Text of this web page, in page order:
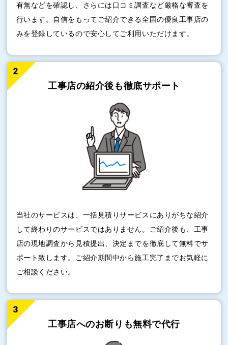
有無などを確認し、さらには口コミ調査など厳格な審査を
行います。自信をもってご紹介できる全国の優良工事店の
みを登録しているので安心してご利用いただけます。
工事店の紹介後も徹底サポート
当社のサービスは、一括見積りサービスにありがちな紹介
して終わりのサービスではありません。ご紹介後も、工事
店の現地調査から見積提出、決定までを徹底して無料でサ
ポート致します。ご紹介期間中から施工完了までお気軽に
ご相談ください。
工事店へのお断りも無料で代行